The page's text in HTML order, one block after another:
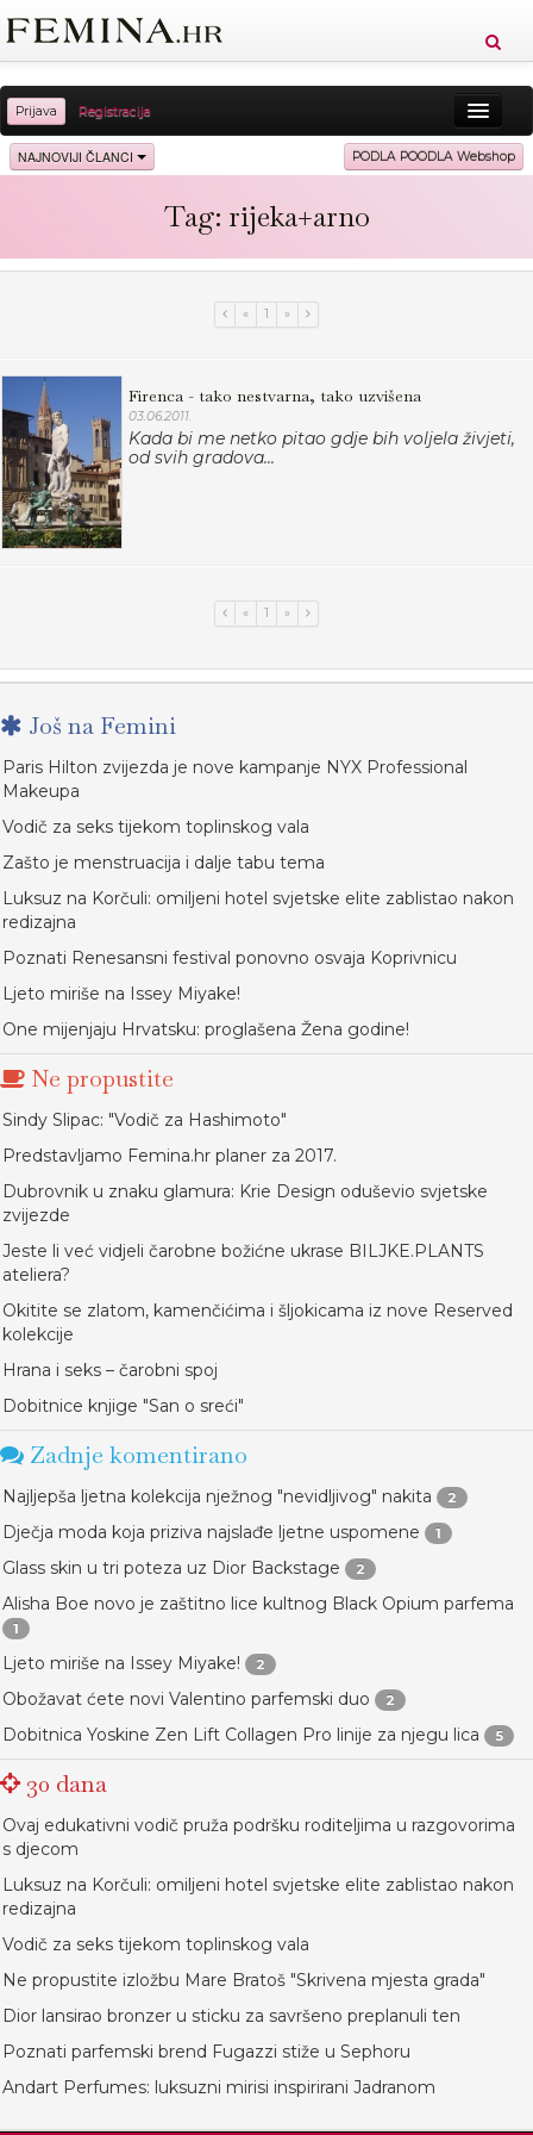
Prijava Registracija
Sreća Zdravlje Vitkost
Ljubav Relax
NAJNOVIJI ČLANCI PODLA POODLA Webshop
Tag: rijeka+arno
« 1 »
Firenca - tako nestvarna, tako uzvišena
03.06.2011.
Kada bi me netko pitao gdje bih voljela živjeti,
od svih gradova...
« 1 »
Još na Femini
Paris Hilton zvijezda je nove kampanje NYX Professional
Makeupa
Vodič za seks tijekom toplinskog vala
Zašto je menstruacija i dalje tabu tema
Luksuz na Korčuli: omiljeni hotel svjetske elite zablistao nakon
redizajna
Poznati Renesansni festival ponovno osvaja Koprivnicu
Ljeto miriše na Issey Miyake!
One mijenjaju Hrvatsku: proglašena Žena godine!
Ne propustite
Sindy Slipac: "Vodič za Hashimoto"
Predstavljamo Femina.hr planer za 2017.
Dubrovnik u znaku glamura: Krie Design oduševio svjetske
zvijezde
Jeste li već vidjeli čarobne božićne ukrase BILJKE.PLANTS
ateliera?
Okitite se zlatom, kamenčićima i šljokicama iz nove Reserved
kolekcije
Hrana i seks – čarobni spoj
Dobitnice knjige "San o sreći"
Zadnje komentirano
Najljepša ljetna kolekcija nježnog "nevidljivog" nakita 2
Dječja moda koja priziva najslađe ljetne uspomene 1
Glass skin u tri poteza uz Dior Backstage 2
Alisha Boe novo je zaštitno lice kultnog Black Opium parfema
1
Ljeto miriše na Issey Miyake! 2
Obožavat ćete novi Valentino parfemski duo 2
Dobitnica Yoskine Zen Lift Collagen Pro linije za njegu lica 5
30 dana
Ovaj edukativni vodič pruža podršku roditeljima u razgovorima
s djecom
Luksuz na Korčuli: omiljeni hotel svjetske elite zablistao nakon
redizajna
Vodič za seks tijekom toplinskog vala
Ne propustite izložbu Mare Bratoš "Skrivena mjesta grada"
Dior lansirao bronzer u sticku za savršeno preplanuli ten
Poznati parfemski brend Fugazzi stiže u Sephoru
Andart Perfumes: luksuzni mirisi inspirirani Jadranom